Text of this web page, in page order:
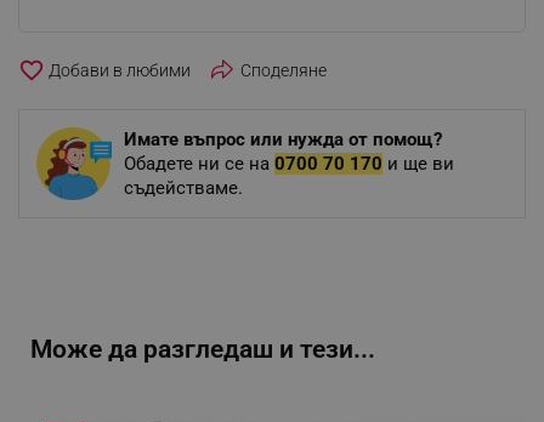
favorite_border Споделяне
Имате въпрос или нужда от помощ?
Обадете ни се на 0700 70 170 и ще ви
съдействаме.
Може да разгледаш и тези...